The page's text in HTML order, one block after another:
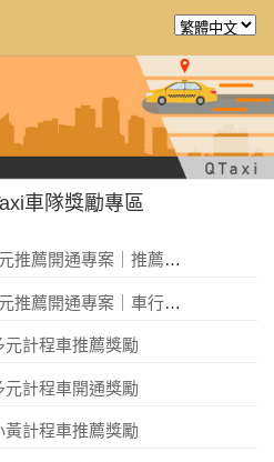
車隊獎勵專區
薦開通專案｜推薦加碼
開通專案｜車行推薦加碼
元計程車推薦獎勵
元計程車開通獎勵
黃計程車推薦獎勵